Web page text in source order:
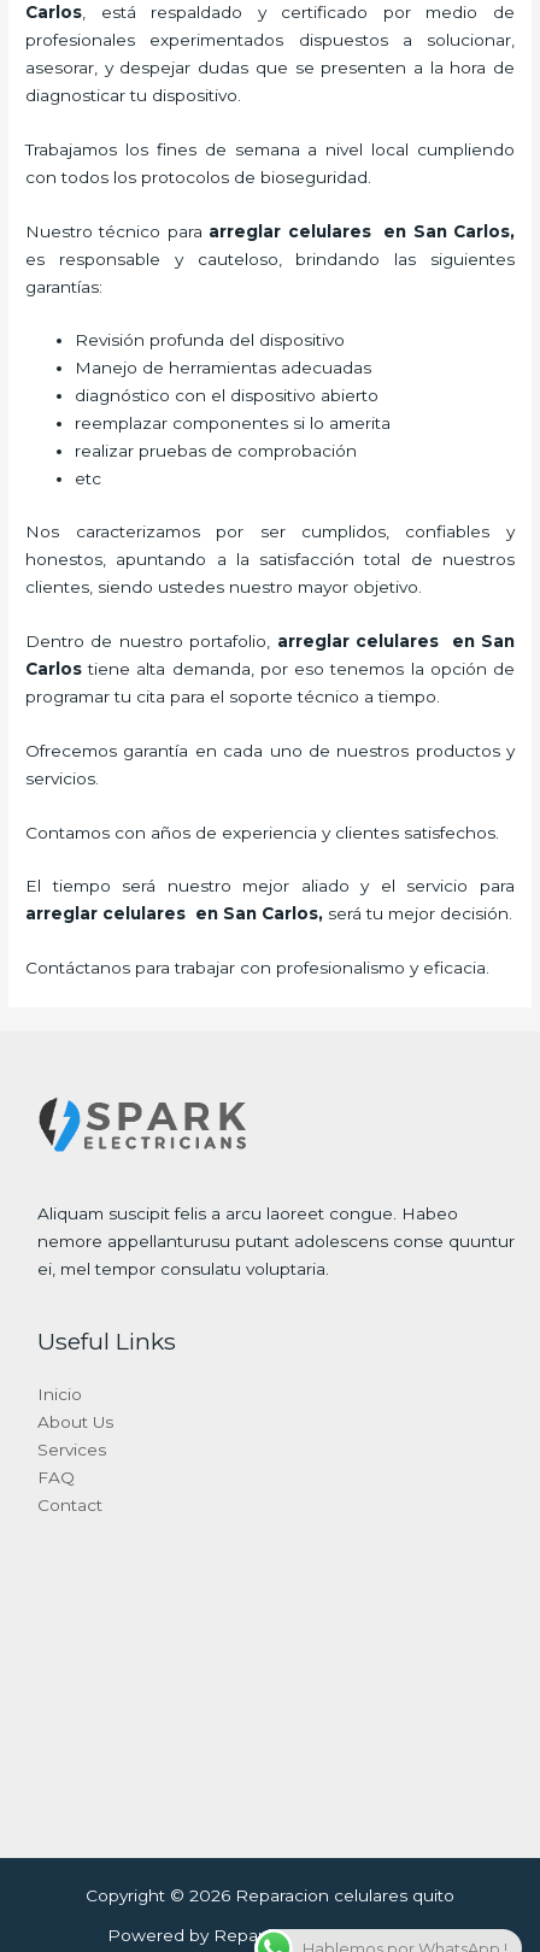
Carlos , está respaldado y certificado por medio de
profesionales experimentados dispuestos a solucionar,
asesorar, y despejar dudas que se presenten a la hora de
diagnosticar tu dispositivo.
Trabajamos los fines de semana a nivel local cumpliendo
con todos los protocolos de bioseguridad.
Nuestro técnico para arreglar celulares en San Carlos,
es responsable y cauteloso, brindando las siguientes
garantías:
Revisión profunda del dispositivo
Manejo de herramientas adecuadas
diagnóstico con el dispositivo abierto
reemplazar componentes si lo amerita
realizar pruebas de comprobación
etc
Nos caracterizamos por ser cumplidos, confiables y
honestos, apuntando a la satisfacción total de nuestros
clientes, siendo ustedes nuestro mayor objetivo.
Dentro de nuestro portafolio, arreglar celulares en San
Carlos tiene alta demanda, por eso tenemos la opción de
programar tu cita para el soporte técnico a tiempo.
Ofrecemos garantía en cada uno de nuestros productos y
servicios.
Contamos con años de experiencia y clientes satisfechos.
El tiempo será nuestro mejor aliado y el servicio para
arreglar celulares en San Carlos, será tu mejor decisión.
Contáctanos para trabajar con profesionalismo y eficacia.
Aliquam suscipit felis a arcu laoreet congue. Habeo
nemore appellanturusu putant adolescens conse quuntur
ei, mel tempor consulatu voluptaria.
Useful Links
Inicio
About Us
Services
FAQ
Contact
Copyright © 2026 Reparacion celulares quito
Powered by Reparacion celulares quito